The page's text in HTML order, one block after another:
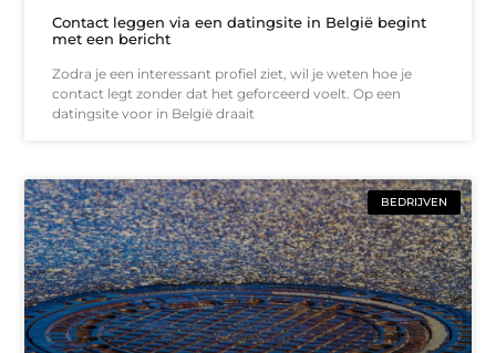
Contact leggen via een datingsite in België begint
met een bericht
Zodra je een interessant profiel ziet, wil je weten hoe je
contact legt zonder dat het geforceerd voelt. Op een
datingsite voor in België draait
BEDRIJVEN